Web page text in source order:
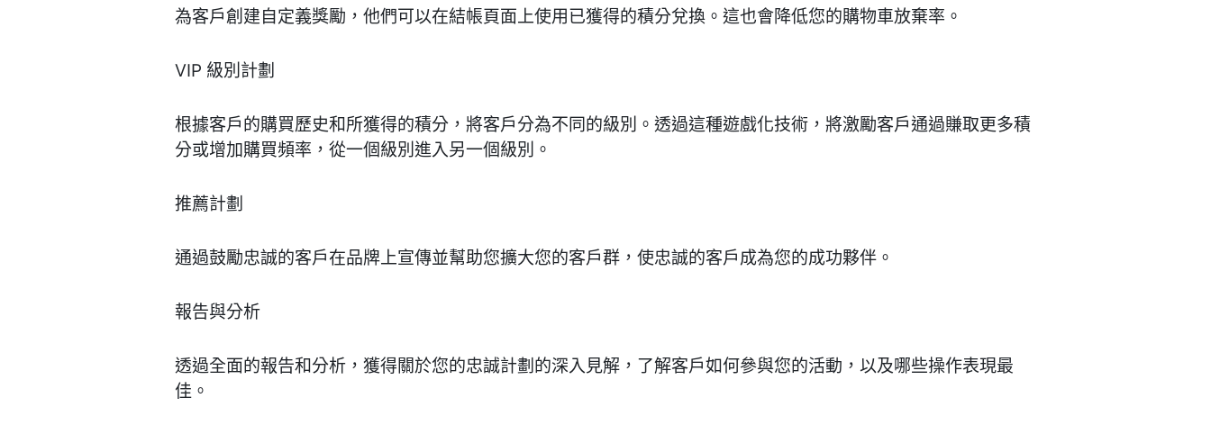
為客戶創建自定義獎勵，他們可以在結帳頁面上使用已獲得的積分兌換。這也會降低您的購物車放棄率。
VIP 級別計劃
根據客戶的購買歷史和所獲得的積分，將客戶分為不同的級別。透過這種遊戲化技術，將激勵客戶通過賺取更多積
分或增加購買頻率，從一個級別進入另一個級別。
推薦計劃
通過鼓勵忠誠的客戶在品牌上宣傳並幫助您擴大您的客戶群，使忠誠的客戶成為您的成功夥伴。
報告與分析
透過全面的報告和分析，獲得關於您的忠誠計劃的深入見解，了解客戶如何參與您的活動，以及哪些操作表現最
佳。